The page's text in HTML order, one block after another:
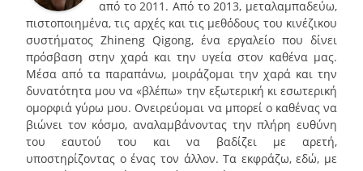
από το 2011. Από το 2013, μεταλαμπαδεύω,
πιστοποιημένα, τις αρχές και τις μεθόδους του κινέζικου
συστήματος Zhineng Qigong, ένα εργαλείο που δίνει
πρόσβαση στην χαρά και την υγεία στον καθένα μας.
Μέσα από τα παραπάνω, μοιράζομαι την χαρά και την
δυνατότητα μου να «βλέπω» την εξωτερική κι εσωτερική
ομορφιά γύρω μου. Ονειρεύομαι να μπορεί ο καθένας να
βιώνει τον κόσμο, αναλαμβάνοντας την πλήρη ευθύνη
του εαυτού του και να βαδίζει με αρετή,
υποστηρίζοντας ο ένας τον άλλον. Τα εκφράζω, εδώ, με